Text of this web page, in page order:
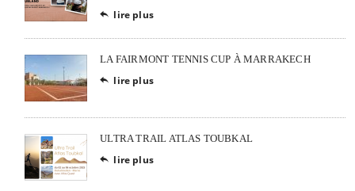
 lire plus
LA FAIRMONT TENNIS CUP À MARRAKECH
 lire plus
ULTRA TRAIL ATLAS TOUBKAL
 lire plus